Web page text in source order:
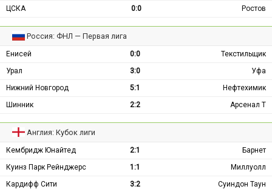
ЦСКА
0:0 Ростов
Россия: ФНЛ — Первая лига
Енисей 0:0
Текстильщик
Урал
3:0
Уфа
Нижний Новгород
5:1
Нефтехимик
Шинник
2:2 Арсенал Т
Англия: Кубок лиги
Кембридж Юнайтед 2:1
Барнет
Куинз Парк Рейнджерс
1:1
Миллуолл
Кардифф Сити
3:2
Суиндон Таун